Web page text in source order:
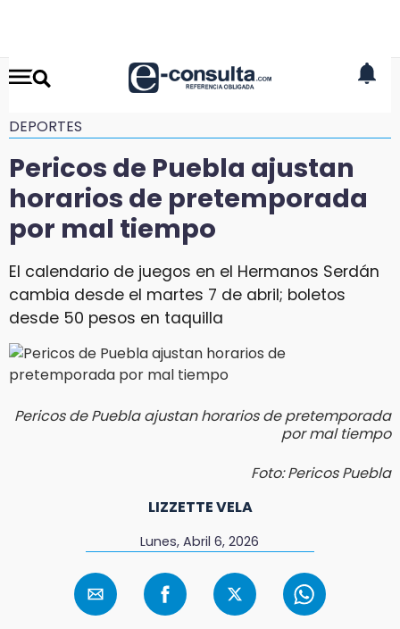
DEPORTES
Pericos de Puebla ajustan
horarios de pretemporada
por mal tiempo
El calendario de juegos en el Hermanos Serdán
cambia desde el martes 7 de abril; boletos
desde 50 pesos en taquilla
Pericos de Puebla ajustan horarios de pretemporada
por mal tiempo
Foto: Pericos Puebla
LIZZETTE VELA
Lunes, Abril 6, 2026